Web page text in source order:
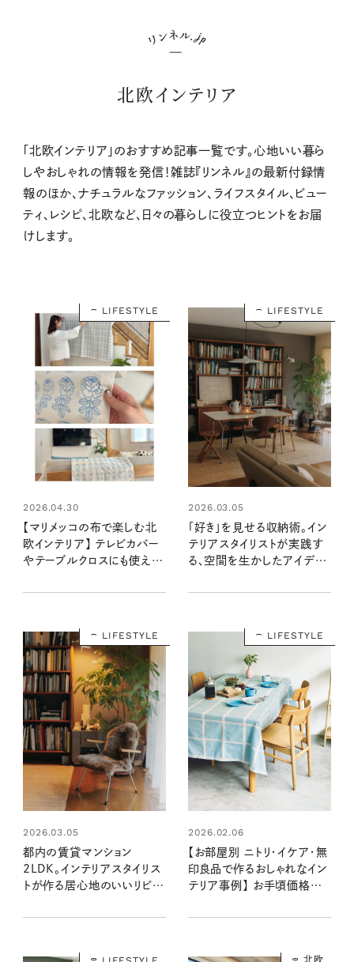
北欧インテリア
「北欧インテリア」のおすすめ記事一覧です。心地いい暮ら
しやおしゃれの情報を発信！雑誌『リンネル』の最新付録情
報のほか、ナチュラルなファッション、ライフスタイル、ビュー
ティ、レシピ、北欧など、日々の暮らしに役立つヒントをお届
けします。
LIFESTYLE
2026.04.30
【マリメッコの布で楽しむ北
欧インテリア】 テレビカバー
やテーブルクロスにも使え
暮らしを整えてくれるファブ
LIFESTYLE
2026.03.05
「好き」を見せる収納術。イン
テリアスタイリストが実践す
る、空間を生かしたアイデ
知布由さん宅 後編
LIFESTYLE
2026.03.05
都内の賃貸マンション
2LDK。インテリアスタイリス
トが作る居心地のいいリビン
敵なおうち訪問・岩佐知布由
LIFESTYLE
2026.02.06
【お部屋別 ニトリ・イケア・無
印良品で作るおしゃれなイン
テリア事例】 お手頃価格で
ング・キッチン・寝室・玄関